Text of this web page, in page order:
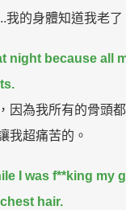
我的身體知道我老
night because all
因為我所有的骨頭
我超痛苦的。
I was f**king my
hair.